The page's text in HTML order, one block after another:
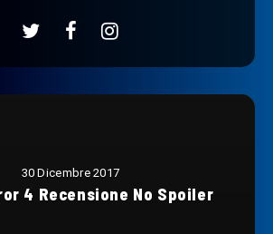
30 Dicembre 2017
4 Recensione No Spoiler